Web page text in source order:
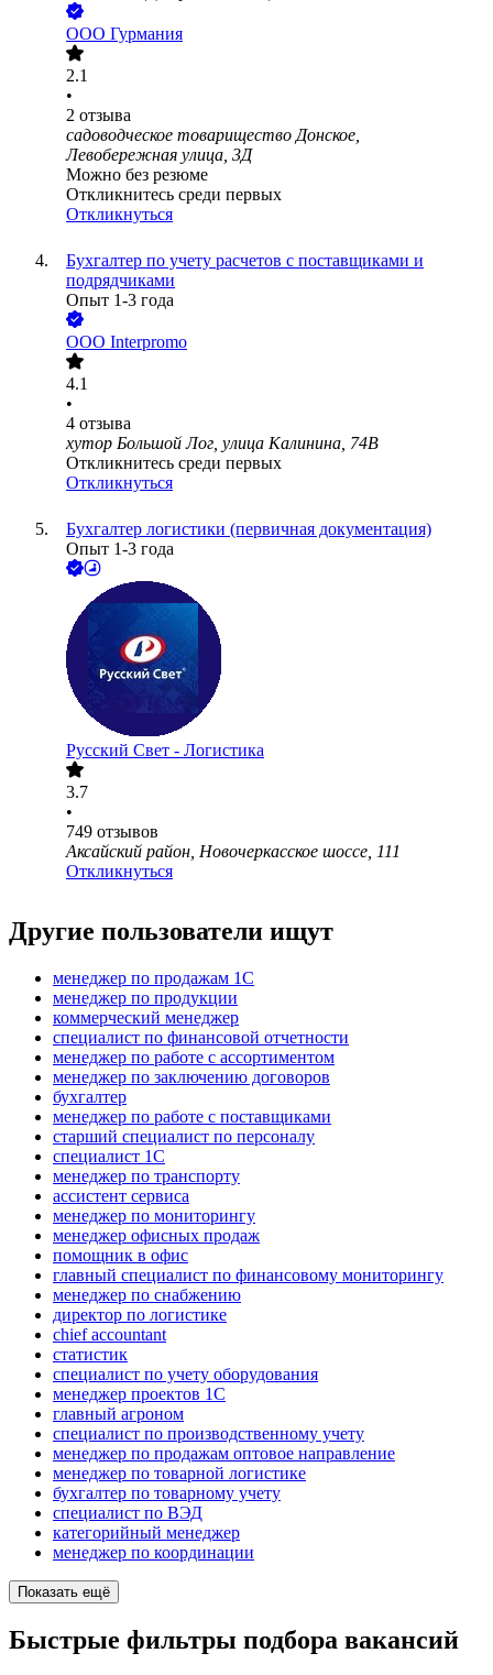
ООО Гурмания
2.1
•
2 отзыва
садоводческое товарищество Донское,
Левобережная улица, 3Д
Можно без резюме
Откликнитесь среди первых
Откликнуться
Бухгалтер по учету расчетов с поставщиками и
подрядчиками
Опыт 1-3 года
ООО Interpromo
4.1
•
4 отзыва
хутор Большой Лог, улица Калинина, 74В
Откликнитесь среди первых
Откликнуться
Бухгалтер логистики (первичная документация)
Опыт 1-3 года
Русский Свет - Логистика
3.7
•
749 отзывов
Аксайский район, Новочеркасское шоссе, 111
Откликнуться
Другие пользователи ищут
менеджер по продажам 1С
менеджер по продукции
коммерческий менеджер
специалист по финансовой отчетности
менеджер по работе с ассортиментом
менеджер по заключению договоров
бухгалтер
менеджер по работе с поставщиками
старший специалист по персоналу
специалист 1С
менеджер по транспорту
ассистент сервиса
менеджер по мониторингу
менеджер офисных продаж
помощник в офис
главный специалист по финансовому мониторингу
менеджер по снабжению
директор по логистике
chief accountant
статистик
специалист по учету оборудования
менеджер проектов 1С
главный агроном
специалист по производственному учету
менеджер по продажам оптовое направление
менеджер по товарной логистике
бухгалтер по товарному учету
специалист по ВЭД
категорийный менеджер
менеджер по координации
Показать ещё
Быстрые фильтры подбора вакансий